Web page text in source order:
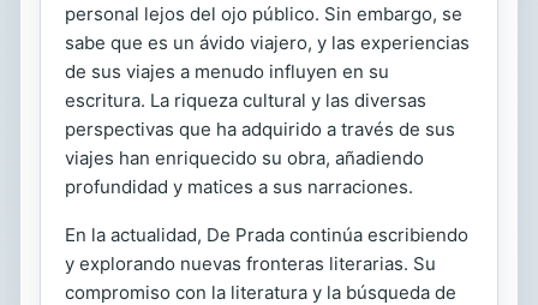
personal lejos del ojo público. Sin embargo, se
sabe que es un ávido viajero, y las experiencias
de sus viajes a menudo influyen en su
escritura. La riqueza cultural y las diversas
perspectivas que ha adquirido a través de sus
viajes han enriquecido su obra, añadiendo
profundidad y matices a sus narraciones.
En la actualidad, De Prada continúa escribiendo
y explorando nuevas fronteras literarias. Su
compromiso con la literatura y la búsqueda de